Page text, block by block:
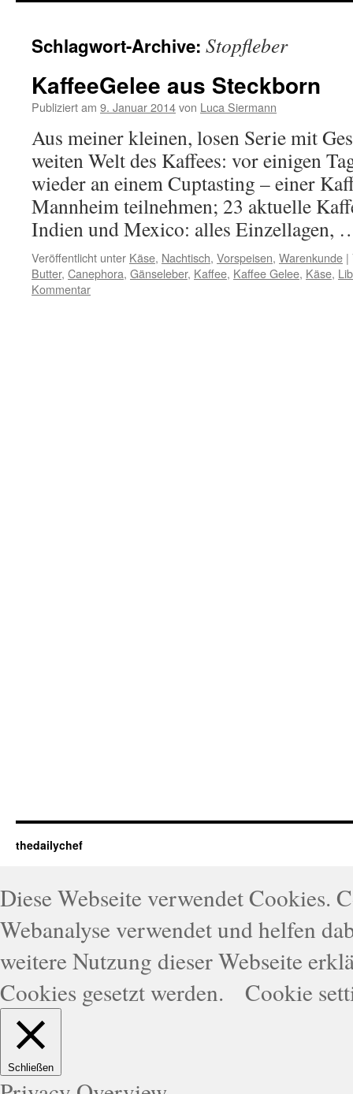
Schlagwort-Archive: Stopfleber
KaffeeGelee aus Steckborn
Publiziert am 9. Januar 2014von Luca Siermann
Aus meiner kleinen, losen Serie mit
weiten Welt des Kaffees: vor einigen
wieder an einem Cuptasting – einer
Mannheim teilnehmen; 23 aktuelle
Indien und Mexico: alles Einzellagen,
Veröffentlicht unter Käse, Nachtisch, Vorspeisen, Warenkunde |
Butter, Canephora, Gänseleber, Kaffee, Kaffee Gelee, Käse,
Kommentar
thedailychef
Diese Webseite verwendet Cookies.
Webanalyse verwendet und helfen
weitere Nutzung dieser Webseite
Cookies gesetzt werden.
Cookie
Schließen